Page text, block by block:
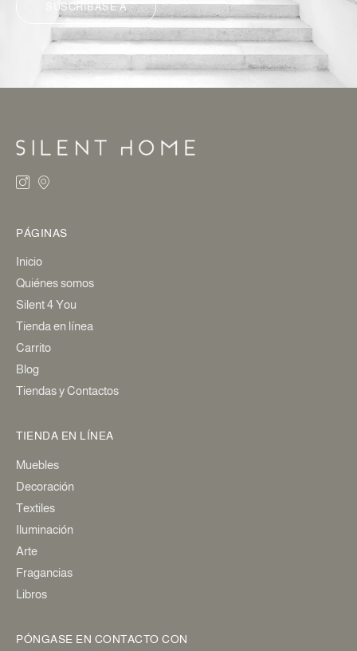
SUSCRÍBASE A
PÁGINAS
Inicio
Quiénes somos
Silent 4 You
Tienda en línea
Carrito
Blog
Tiendas y Contactos
TIENDA EN LÍNEA
Muebles
Decoración
Textiles
Iluminación
Arte
Fragancias
Libros
PÓNGASE EN CONTACTO CON